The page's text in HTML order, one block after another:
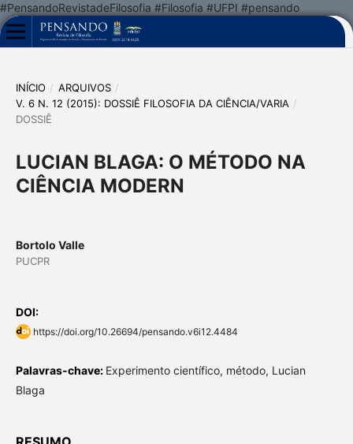
#PensandoRevistadeFilosofia #Filosofia #UFPI #pensando
INÍCIO / ARQUIVOS /
V. 6 N. 12 (2015): DOSSIÊ FILOSOFIA DA CIÊNCIA/VARIA /
DOSSIÊ
LUCIAN BLAGA: O MÉTODO NA
CIÊNCIA MODERN
Bortolo Valle
PUCPR
DOI:
https://doi.org/10.26694/pensando.v6i12.4484
Palavras-chave: Experimento científico, método, Lucian
Blaga